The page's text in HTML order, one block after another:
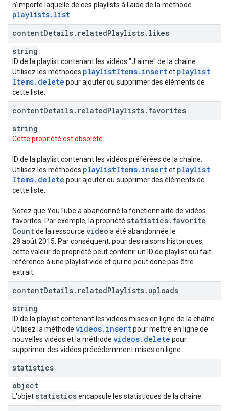
n'importe laquelle de ces playlists à l'aide de la méthode
playlists. list
contentDetails. relatedPlaylists. likes
string
ID de la playlist contenant les vidéos "J'aime" de la chaîne.
Utilisez les méthodes playlistItems. insertet playlist
Items. delete pour ajouter ou supprimer des éléments de
cette liste.
contentDetails. relatedPlaylists. favorites
string
Cette propriété est obsolète.
ID de la playlist contenant les vidéos préférées de la chaîne.
Utilisez les méthodes playlistItems. insertet playlist
Items. delete pour ajouter ou supprimer des éléments de
cette liste.
Notez que YouTube a abandonné la fonctionnalité de vidéos
favorites. Par exemple, la propriété statistics. favorite
Countde la ressource video a été abandonnée le
28 août 2015. Par conséquent, pour des raisons historiques,
cette valeur de propriété peut contenir un ID de playlist qui fait
référence à une playlist vide et qui ne peut donc pas être
extrait.
contentDetails. relatedPlaylists. uploads
string
ID de la playlist contenant les vidéos mises en ligne de la chaîne.
Utilisez la méthode videos. insertpour mettre en ligne de
nouvelles vidéos et la méthode videos. delete pour
supprimer des vidéos précédemment mises en ligne.
statistics
object
L'objet statisticsencapsule les statistiques de la chaîne.